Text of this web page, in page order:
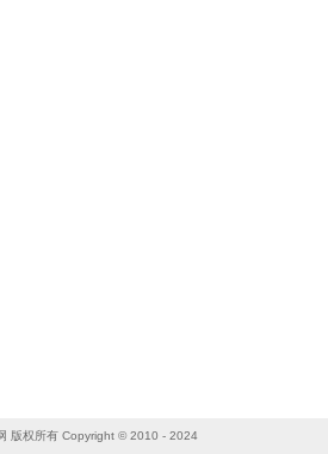
版权所有 Copyright © 2010 - 2024